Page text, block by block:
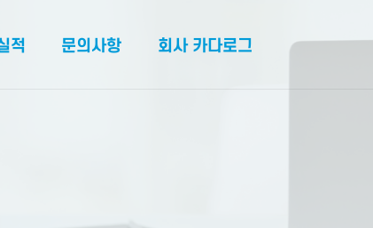
적 문의사항 회사 카다로그